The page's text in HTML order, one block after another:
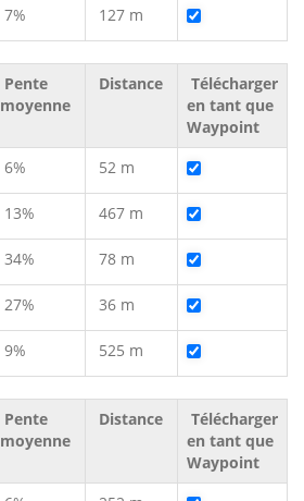
7% 127 m
Pente
moyenne
Distance
Télécharger
en tant que
Waypoint
6% 52 m
13% 467 m
34% 78 m
27% 36 m
9% 525 m
Pente
moyenne
Distance
Télécharger
en tant que
Waypoint